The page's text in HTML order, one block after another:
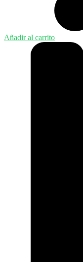
Añadir al carrito